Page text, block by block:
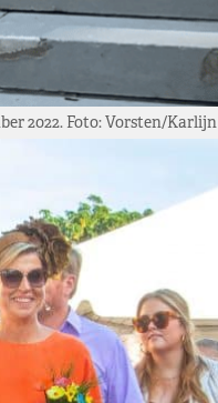
2022. Foto: Vorsten/Karlijn